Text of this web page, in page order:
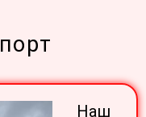
Наш